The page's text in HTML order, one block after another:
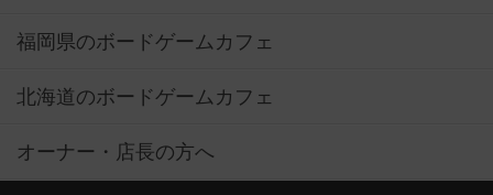
福岡県のボードゲームカフェ
北海道のボードゲームカフェ
オーナー・店長の方へ